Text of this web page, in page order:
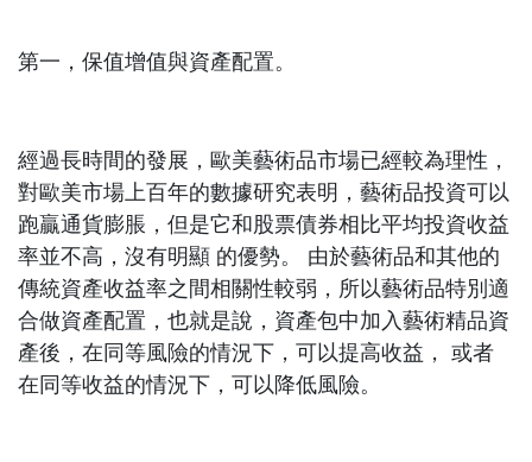
第一，保值增值與資產配置。
經過長時間的發展，歐美藝術品市場已經較為理性，
對歐美市場上百年的數據研究表明，藝術品投資可以
跑贏通貨膨脹，但是它和股票債券相比平均投資收益
率並不高，沒有明顯 的優勢。 由於藝術品和其他的
傳統資產收益率之間相關性較弱，所以藝術品特別適
合做資產配置，也就是說，資產包中加入藝術精品資
產後，在同等風險的情況下，可以提高收益， 或者
在同等收益的情況下，可以降低風險。